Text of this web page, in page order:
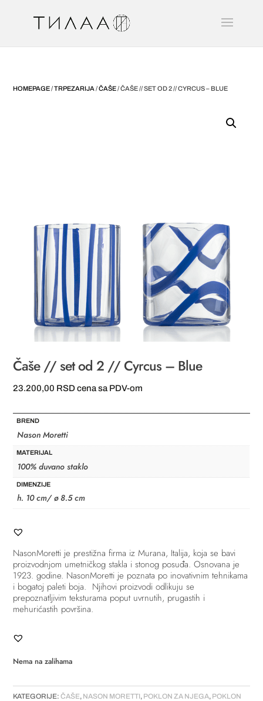
HOMEPAGE/TRPEZARIJA /ČAŠE/ ČAŠE // SET OD 2 // CYRCUS – BLUE
Čaše // set od 2 // Cyrcus – Blue
23.200,00 RSD cena sa PDV-om
BREND
Nason Moretti
MATERIJAL
100% duvano staklo
DIMENZIJE
h. 10 cm/ ø 8.5 cm
NasonMoretti je prestižna firma iz Murana, Italija, koja se bavi
proizvodnjom umetničkog stakla i stonog posuđa. Osnovana je
1923. godine. NasonMoretti je poznata po inovativnim tehnikama
i bogatoj paleti boja. Njihovi proizvodi odlikuju se
prepoznatljivim teksturama poput uvrnutih, prugastih i
mehurićastih površina.
Nema na zalihama
KATEGORIJE:ČAŠE, NASON MORETTI, POKLON ZA NJEGA, POKLON